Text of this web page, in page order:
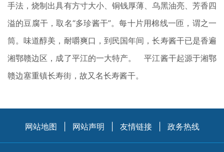
手法，烧制出具有方寸大小、铜钱厚薄、乌黑油亮、芳香四
溢的豆腐干，取名“多珍酱干”。每十片用棉线一匝，谓之一
筒。味道醇美，耐嚼爽口，到民国年间，长寿酱干已是香遍
湘鄂赣边区，成了平江的一大特产。 平江酱干起源于湘鄂
赣边塞重镇长寿街，故又名长寿酱干。
网站地图 网站声明 友情链接 政务热线